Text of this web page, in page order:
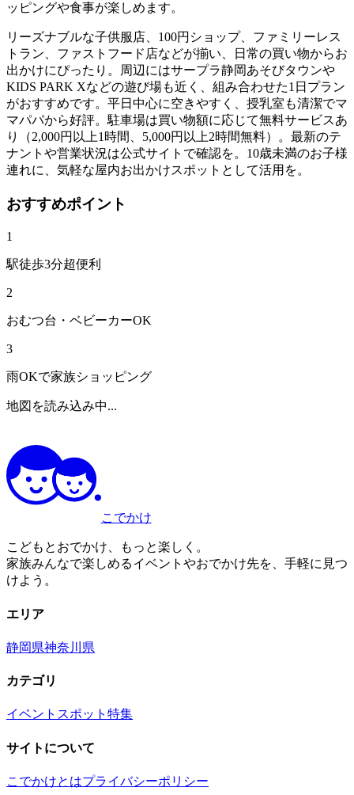
ッピングや食事が楽しめます。
リーズナブルな子供服店、100円ショップ、ファミリーレス
トラン、ファストフード店などが揃い、日常の買い物からお
出かけにぴったり。周辺にはサープラ静岡あそびタウンや
KIDS PARK Xなどの遊び場も近く、組み合わせた1日プラン
がおすすめです。平日中心に空きやすく、授乳室も清潔でマ
マパパから好評。駐車場は買い物額に応じて無料サービスあ
り（2,000円以上1時間、5,000円以上2時間無料）。最新のテ
ナントや営業状況は公式サイトで確認を。10歳未満のお子様
連れに、気軽な屋内お出かけスポットとして活用を。
おすすめポイント
1
駅徒歩3分超便利
2
おむつ台・ベビーカーOK
3
雨OKで家族ショッピング
地図を読み込み中...
こでかけ
こどもとおでかけ、もっと楽しく。
家族みんなで楽しめるイベントやおでかけ先を、手軽に見つ
けよう。
エリア
静岡県神奈川県
カテゴリ
イベント スポット 特集
サイトについて
こでかけとはプライバシーポリシー